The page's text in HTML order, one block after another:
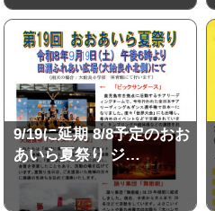
9/19に延期 8/8予定のおお
あいら夏祭り ジ…